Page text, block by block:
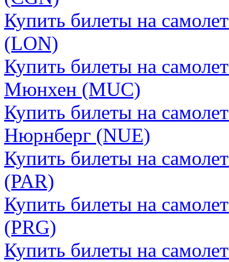
Купить билеты на
(LON)
Купить билеты на
Мюнхен (MUC)
Купить билеты на
Нюрнберг (NUE)
Купить билеты на
(PAR)
Купить билеты на
(PRG)
Купить билеты на